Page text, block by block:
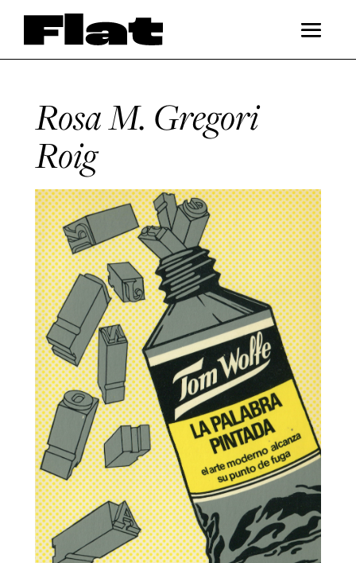
Rosa M. Gregori
Roig